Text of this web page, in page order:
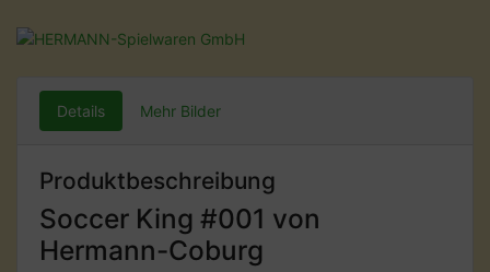
Details Mehr Bilder
Produktbeschreibung
Soccer King #001 von
Hermann-Coburg